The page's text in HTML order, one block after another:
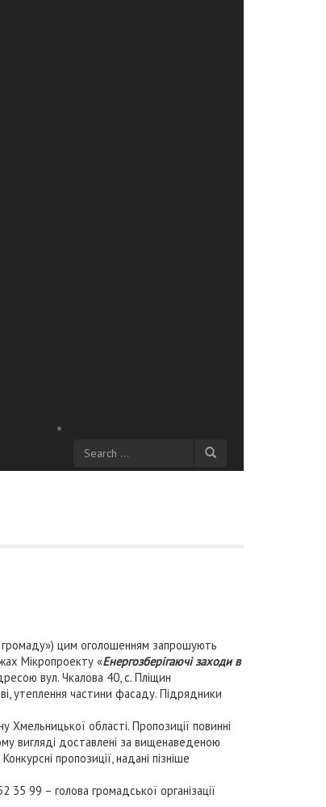
громаду») цим оголошенням запрошують
Мікропроекту «Енергозберігаючі заходи в
вул. Чкалова 40, с. Пліщин
утеплення частини фасаду. Підрядники
області. Пропозиції повинні
вигляді доставлені за вищенаведеною
пропозиції, надані пізніше
99 – голова громадської організації